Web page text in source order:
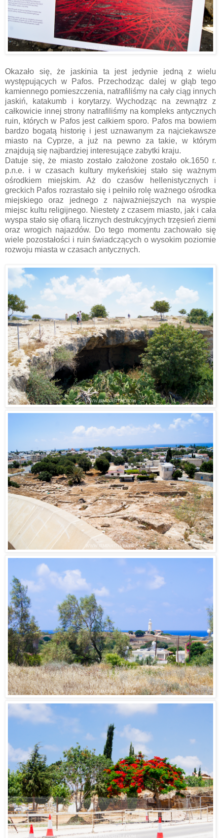
Okazało się, że jaskinia ta jest jedynie jedną z wielu
występujących w Pafos. Przechodząc dalej w głąb tego
kamiennego pomieszczenia, natrafiliśmy na cały ciąg innych
jaskiń, katakumb i korytarzy. Wychodząc na zewnątrz z
całkowicie innej strony natrafiliśmy na kompleks antycznych
ruin, których w Pafos jest całkiem sporo. Pafos ma bowiem
bardzo bogatą historię i jest uznawanym za najciekawsze
miasto na Cyprze, a już na pewno za takie, w którym
znajdują się najbardziej interesujące zabytki kraju.
Datuje się, że miasto zostało założone zostało ok.1650 r.
p.n.e. i w czasach kultury mykeńskiej stało się ważnym
ośrodkiem miejskim. Aż do czasów hellenistycznych i
greckich Pafos rozrastało się i pełniło rolę ważnego ośrodka
miejskiego oraz jednego z najważniejszych na wyspie
miejsc kultu religijnego. Niestety z czasem miasto, jak i cała
wyspa stało się ofiarą licznych destrukcyjnych trzęsień ziemi
oraz wrogich najazdów. Do tego momentu zachowało się
wiele pozostałości i ruin świadczących o wysokim poziomie
rozwoju miasta w czasach antycznych.